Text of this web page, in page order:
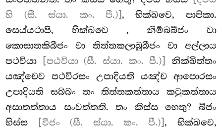
හි (සී. ස්යා. කං. පී.)] , භික්ඛවෙ, පාපිකා.
සෙය්යථාපි, භික්ඛවෙ , නිම්බබීජං වා
කොසාතකිබීජං වා තිත්තකලාබුබීජං වා අල්ලාය
පථවියා
[පඨවියා (සී. ස්යා. කං. පී.)]
නික්ඛිත්තං
යඤ්චෙව පථවිරසං උපාදියති යඤ්ච ආපොරසං
උපාදියති සබ්බං තං තිත්තකත්තාය කටුකත්තාය
අසාතත්තාය සංවත්තති. තං කිස්ස හෙතු? බීජං
හිස්ස
[වීජං (සී. ස්යා. කං. පී.)], භික්ඛවෙ,